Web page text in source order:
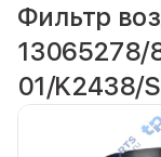
Фильтр
13065278/
01/K2438/